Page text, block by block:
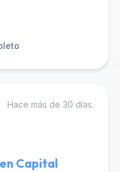
Hace más de 30 días.
Capital